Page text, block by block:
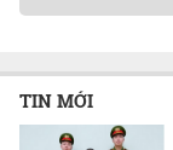
TIN MỚI